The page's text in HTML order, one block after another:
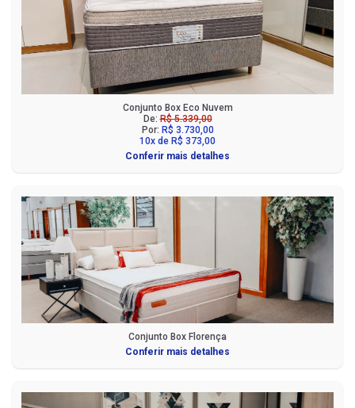
Conjunto Box Eco Nuvem
De:R$ 5.339,00
Por: R$ 3.730,00
10x de R$ 373,00
Conferir mais detalhes
Conjunto Box Florença
Conferir mais detalhes